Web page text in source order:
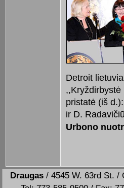
Detroit
,,Kryždirbystė
pristatė (iš
ir D.
Urbono
Draugas / 4545 W. 63rd St. /